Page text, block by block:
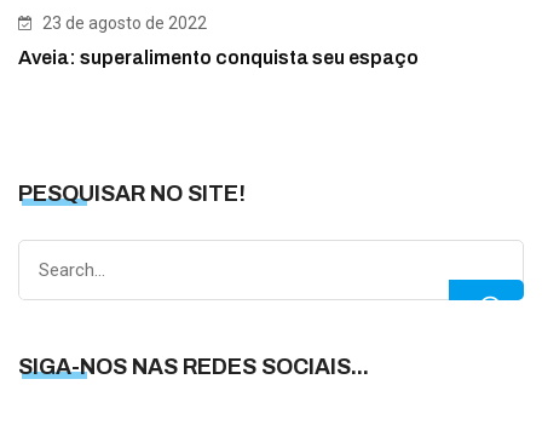
23 de agosto de 2022
Aveia: superalimento conquista seu espaço
PESQUISAR NO SITE!
SIGA-NOS NAS REDES SOCIAIS...